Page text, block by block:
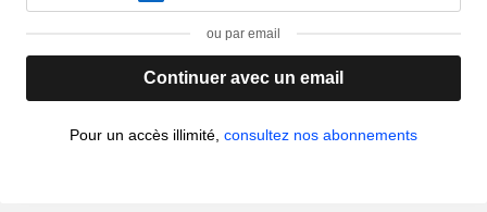
ou par email
Continuer avec un email
Pour un accès illimité, consultez nos abonnements